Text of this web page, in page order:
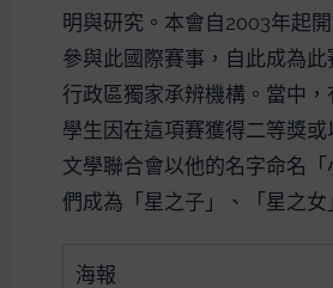
明與研究。本會自2003年起
參與此國際賽事，自此成為此
行政區獨家承辨機構。當中，
學生因在這項賽獲得二等獎
文學聯合會以他的名字命名
們成為「星之子」、「星之女
海報